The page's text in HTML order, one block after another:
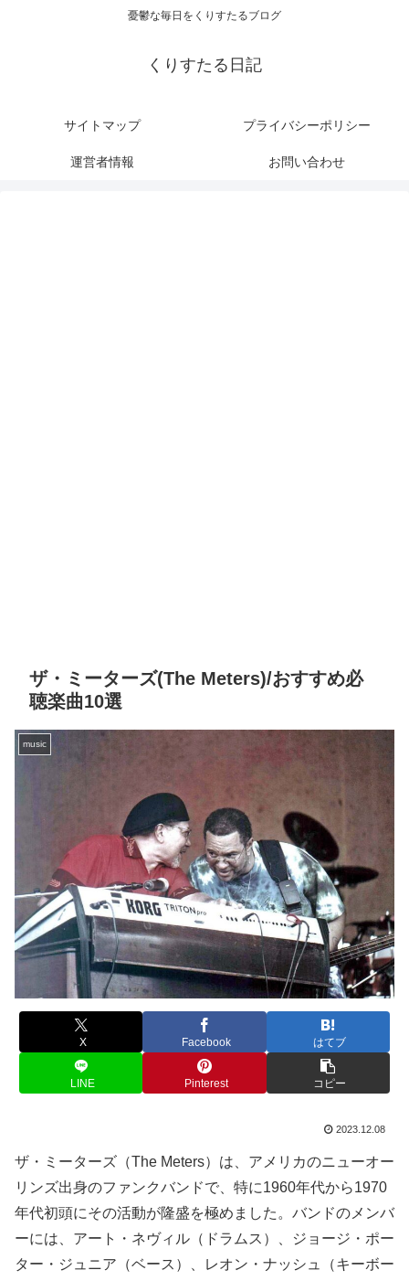
憂鬱な毎日をくりすたるブログ
くりすたる日記
サイトマップ プライバシーポリシー
運営者情報 お問い合わせ
ザ・ミーターズ(The Meters)/おすすめ必
聴楽曲10選
music
X Facebook はてブ
LINE Pinterest コピー
2023.12.08
ザ・ミーターズ（The Meters）は、アメリカのニューオー
リンズ出身のファンクバンドで、特に1960年代から1970
年代初頭にその活動が隆盛を極めました。バンドのメンバ
ーには、アート・ネヴィル（ドラムス）、ジョージ・ポー
ター・ジュニア（ベース）、レオン・ナッシュ（キーボー